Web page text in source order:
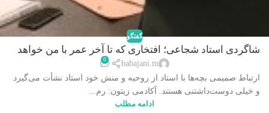
گفتگو
شاگردی استاد شجاعی؛ افتخاری که تا آخر عمر با من خواهد
babajani.m
0
ارتباط صمیمی بچه‌ها با استاد از روحیه و منش خود استاد نشأت می‌گیرد
و خیلی دوست‌داشتنی هستند. آکادمی زیتون: رم...
ادامه مطلب